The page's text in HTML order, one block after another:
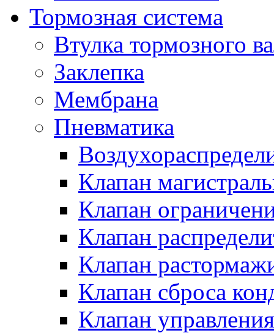
Тормозная система
Втулка тормозного
Заклепка
Мембрана
Пневматика
Клапан
Клапан
Клапан
Клапан
Клапан сброса
Клапан управления